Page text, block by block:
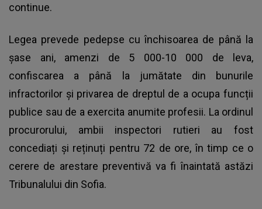
continue.
Legea prevede pedepse cu închisoarea de până la
șase ani, amenzi de 5 000-10 000 de leva,
confiscarea a până la jumătate din bunurile
infractorilor și privarea de dreptul de a ocupa funcții
publice sau de a exercita anumite profesii. La ordinul
procurorului, ambii inspectori rutieri au fost
concediați și reținuți pentru 72 de ore, în timp ce o
cerere de arestare preventivă va fi înaintată astăzi
Tribunalului din Sofia.